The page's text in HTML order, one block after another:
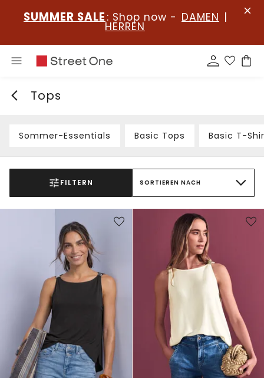
SUMMER SALE : Shop now - DAMEN |
HERREN
Tops
Sommer-Essentials Basic Tops Basic T-
FILTERN SORTIEREN NACH